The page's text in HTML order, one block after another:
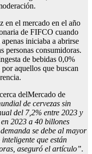
en el mercado en el año
de FIFCO cuando
iniciaba a abrirse
personas consumidoras.
de bebidas 0,0%
aquellos que buscan
delMercado de
de cervezas sin
del 7,2% entre 2023 y
2023 a 40 billones
se debe al mayor
inteligente que están
, aseguró el artículo”.